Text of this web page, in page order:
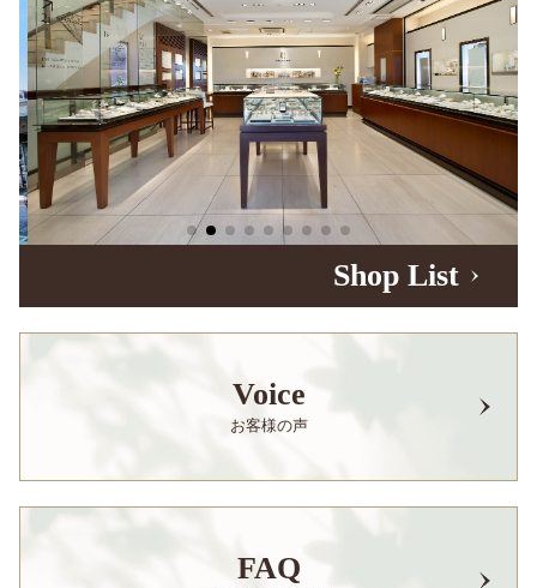
Shop List
Voice
お客様の声
FAQ